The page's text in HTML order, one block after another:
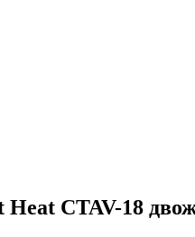
Heat CTAV-18